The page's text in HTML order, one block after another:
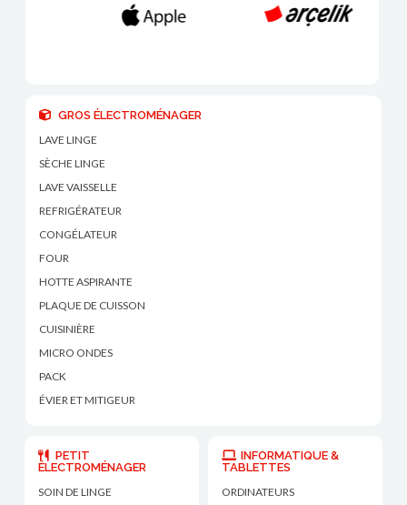
GROS ÉLECTROMÉNAGER
LAVE LINGE
SÈCHE LINGE
LAVE VAISSELLE
REFRIGÉRATEUR
CONGÉLATEUR
FOUR
HOTTE ASPIRANTE
PLAQUE DE CUISSON
CUISINIÈRE
MICRO ONDES
PACK
ÉVIER ET MITIGEUR
PETIT
ÉLECTROMÉNAGER
SOIN DE LINGE
INFORMATIQUE &
TABLETTES
ORDINATEURS